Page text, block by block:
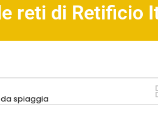
reti di Retificio
da spiaggia